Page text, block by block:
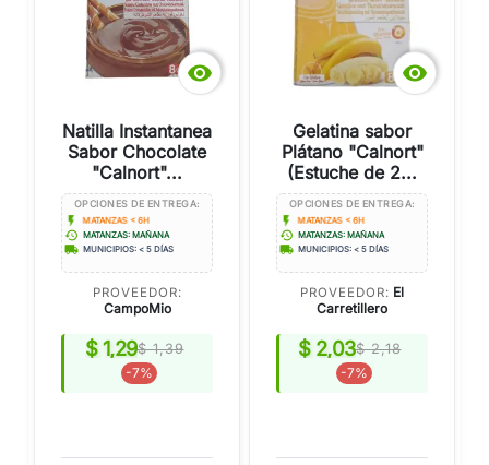

Natilla Instantanea
Sabor Chocolate
"Calnort"...
OPCIONES DE ENTREGA:
flash_on MATANZAS < 6H
history MATANZAS: MAÑANA
local_shipping MUNICIPIOS: < 5 DÍAS
PROVEEDOR:
CampoMio
$ 1,29$ 1,39
-7%

Gelatina sabor
Plátano "Calnort"
(Estuche de 2...
OPCIONES DE ENTREGA:
flash_on MATANZAS < 6H
history MATANZAS: MAÑANA
local_shipping MUNICIPIOS: < 5 DÍAS
PROVEEDOR: El
Carretillero
$ 2,03$ 2,18
-7%